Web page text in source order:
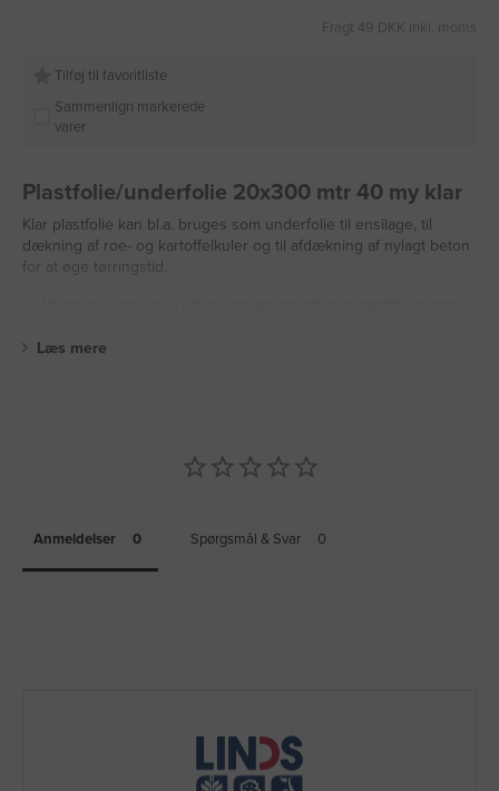
Fragt 49 DKK inkl. moms
Tilføj til favoritliste
Sammenlign markerede
varer
Plastfolie/underfolie 20x300 mtr 40 my klar
Klar plastfolie kan bl.a. bruges som underfolie til ensilage, til
dækning af roe- og kartoffelkuler og til afdækning af nylagt beton
for at øge tørringstid.
Læs mere
Anmeldelser Spørgsmål & Svar